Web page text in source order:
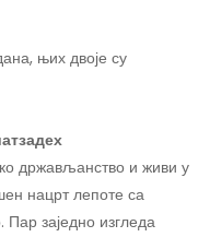
њих двоје су
држављанство и живи у
нацрт лепоте са
заједно изгледа